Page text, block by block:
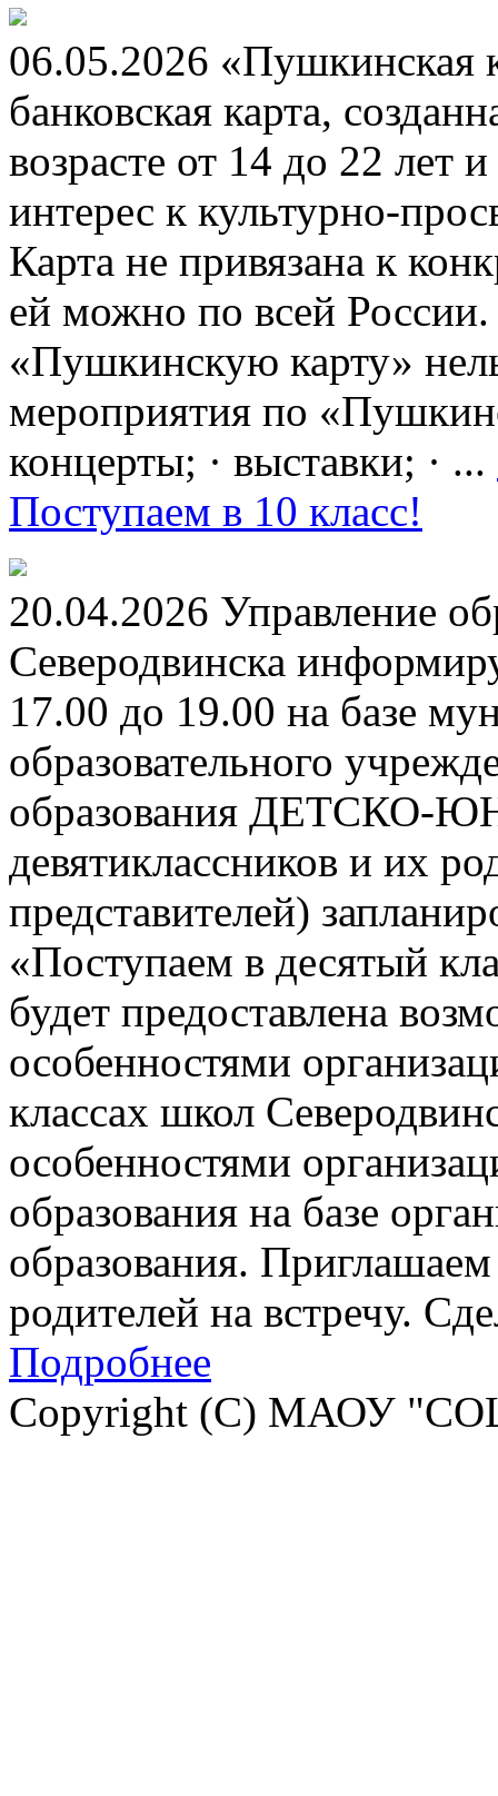
06.05.2026 «Пушкинская
банковская карта,
возрасте от 14 до 22 лет
интерес к культурно-
Карта не привязана к
ей можно по всей
«Пушкинскую карту»
мероприятия по
концерты; · выставки; · ...
Поступаем в 10 класс!
20.04.2026 Управление
Северодвинска
17.00 до 19.00 на базе
образовательного
образования
девятиклассников и их
представителей)
«Поступаем в десятый
будет предоставлена
особенностями
классах школ
особенностями
образования на базе
образования.
родителей на встречу.
Подробнее
Copyright (C) МАОУ